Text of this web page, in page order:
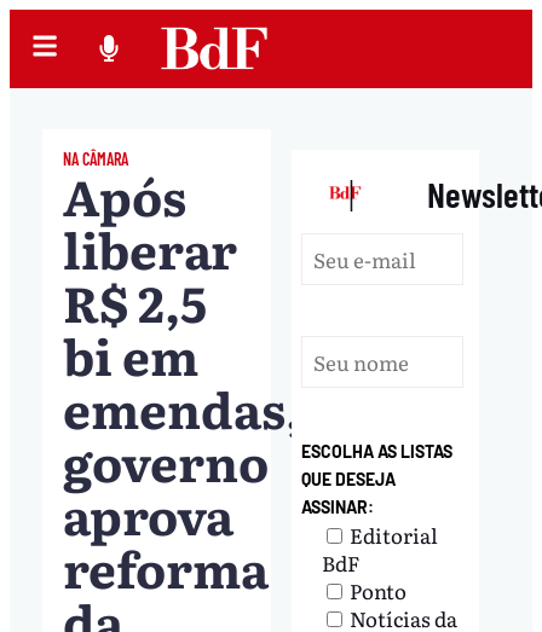
NA CÂMARA
Após
liberar
R$ 2,5
bi em
emendas,
governo
aprova
reforma
|
ESCOLHA AS LISTAS
QUE DESEJA
ASSINAR:
Editorial
BdF
Ponto
Notícias da